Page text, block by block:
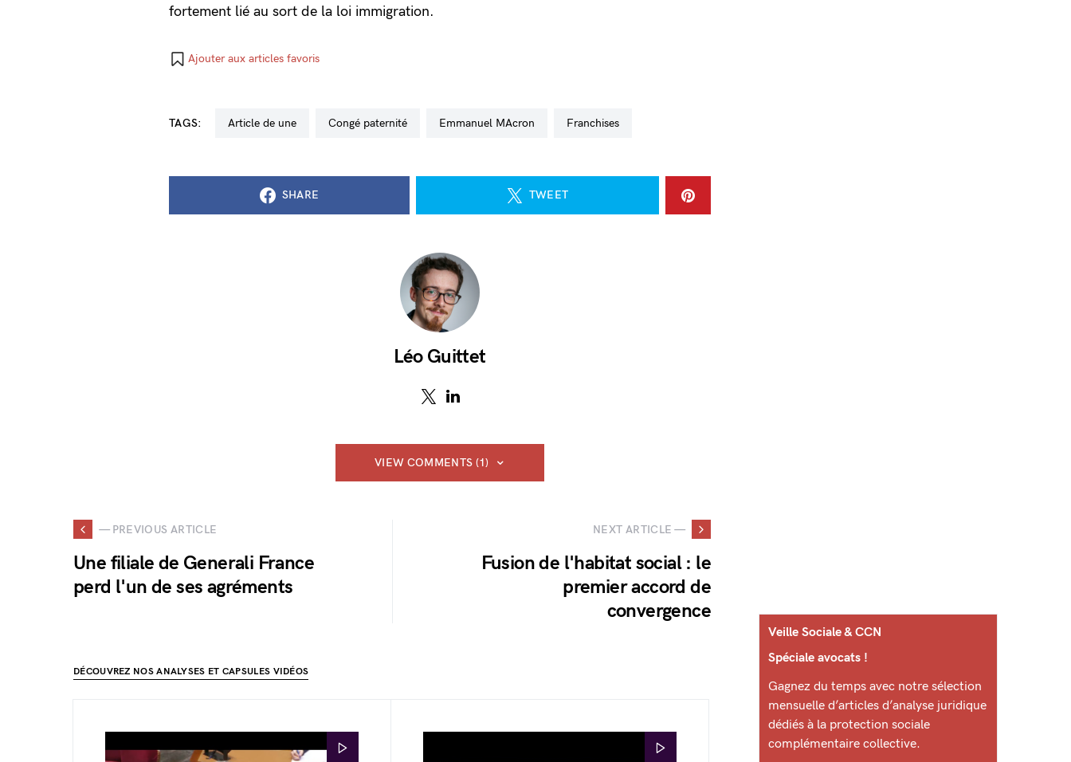
fortement lié au sort de la loi immigration.
Ajouter aux articles favoris
TAGS: Article de une congé paternité Emmanuel MAcron franchises
SHARE TWEET
Léo Guittet
VIEW COMMENTS (1)
— PREVIOUS ARTICLE
Une filiale de Generali France
perd l'un de ses agréments
NEXT ARTICLE —
Fusion de l'habitat social : le
premier accord de
convergence
DÉCOUVREZ NOS ANALYSES ET CAPSULES VIDÉOS
Veille Sociale & CCN
Spéciale avocats !
Gagnez du temps avec notre sélection
mensuelle d’articles d’analyse juridique
dédiés à la protection sociale
complémentaire collective.